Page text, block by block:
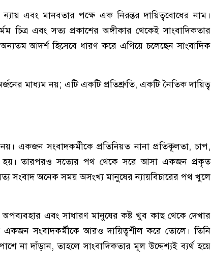
এবং মানবতার পক্ষে এক নিরন্তর দায়িত্ববোধের নাম।
চিত্র এবং সত্য প্রকাশের অঙ্গীকার থেকেই সাংবাদিকতার
আদর্শ হিসেবে ধারণ করে এগিয়ে চলেছেন সাংবাদিক
মাধ্যম নয়; এটি একটি প্রতিশ্রুতি, একটি নৈতিক দায়িত্ব
একজন সংবাদকর্মীকে প্রতিনিয়ত নানা প্রতিকূলতা, চাপ,
হয়। তারপরও সত্যের পথ থেকে সরে আসা একজন প্রকৃত
সংবাদ অনেক সময় অসংখ্য মানুষের ন্যায়বিচারের পথ খুলে
অপব্যবহার এবং সাধারণ মানুষের কষ্ট খুব কাছ থেকে দেখার
সংবাদকর্মীকে আরও দায়িত্বশীল করে তোলে। তিনি
না দাঁড়ান, তাহলে সাংবাদিকতার মূল উদ্দেশ্যই ব্যর্থ হয়ে